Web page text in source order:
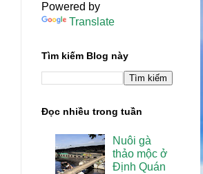
Powered by
Translate
Tìm kiếm Blog này
Đọc nhiều trong tuần
Nuôi gà
thảo mộc ở
Định Quán